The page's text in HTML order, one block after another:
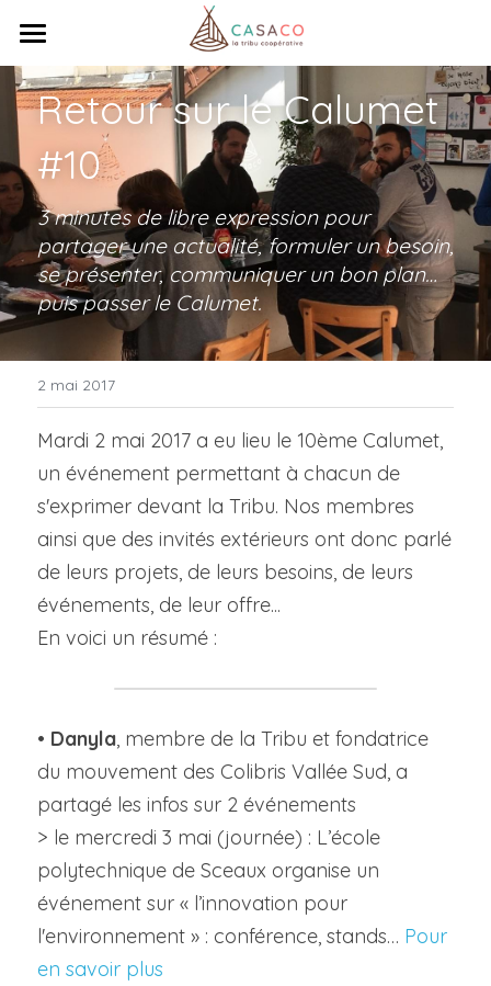
Accueil
Venez travailler
Réunissez-vous
Qui sommes-nous ?
Coopérative
Tribu
Ça bouge !
Actualités
Animations
Contact
Totem
Rechercher
Visitez l'espace
Retour sur le Calumet
#10
3 minutes de libre expression pour
partager une actualité, formuler un besoin,
se présenter, communiquer un bon plan…
puis passer le Calumet.
2 mai 2017
Mardi 2 mai 2017 a eu lieu le 10ème Calumet,
un événement permettant à chacun de
s'exprimer devant la Tribu. Nos membres
ainsi que des invités extérieurs ont donc parlé
de leurs projets, de leurs besoins, de leurs
événements, de leur offre...
En voici un résumé :
• Danyla, membre de la Tribu et fondatrice
du mouvement des Colibris Vallée Sud, a
partagé les infos sur 2 événements
> le mercredi 3 mai (journée) : L’école
polytechnique de Sceaux organise un
événement sur « l’innovation pour
l'environnement » : conférence, stands… Pour
en savoir plus
LES CATÉGORIES DE LA BOUTIQUE
Toutes les catégories